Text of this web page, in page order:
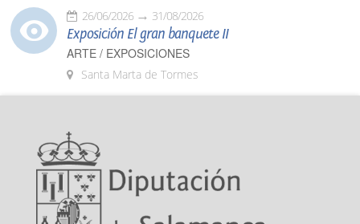
26/06/2026 31/08/2026
Exposición El gran banquete II
ARTE / EXPOSICIONES
Santa Marta de Tormes